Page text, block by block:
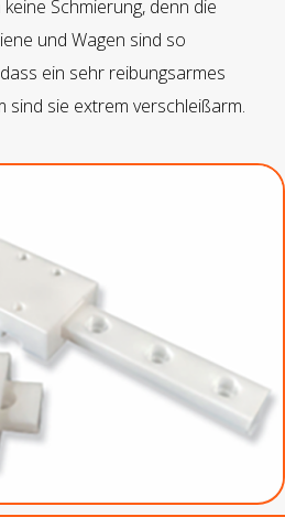
Schmierung, denn die
und Wagen sind so
ein sehr reibungsarmes
sind sie extrem verschleißarm.